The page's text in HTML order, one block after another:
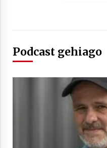
2021/
Podcast gehiago